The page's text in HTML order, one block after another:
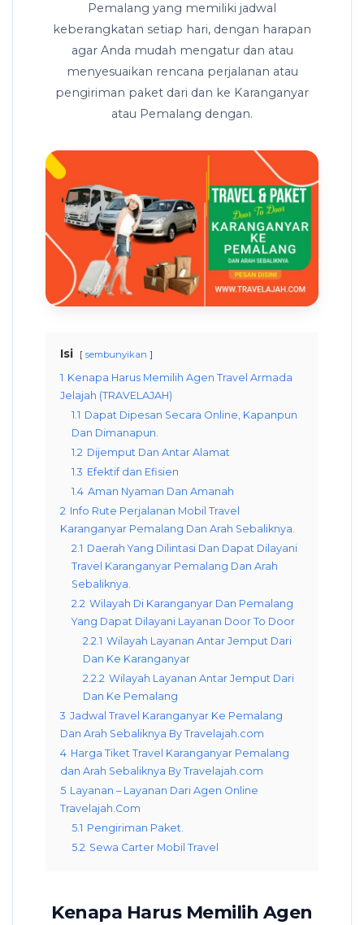
Pemalang yang memiliki jadwal
keberangkatan setiap hari, dengan harapan
agar Anda mudah mengatur dan atau
menyesuaikan rencana perjalanan atau
pengiriman paket dari dan ke Karanganyar
atau Pemalang dengan.
Isi sembunyikan
1 Kenapa Harus Memilih Agen Travel Armada
Jelajah (TRAVELAJAH)
1.1 Dapat Dipesan Secara Online, Kapanpun
Dan Dimanapun.
1.2 Dijemput Dan Antar Alamat
1.3 Efektif dan Efisien
1.4 Aman Nyaman Dan Amanah
2 Info Rute Perjalanan Mobil Travel
Karanganyar Pemalang Dan Arah Sebaliknya.
2.1 Daerah Yang Dilintasi Dan Dapat Dilayani
Travel Karanganyar Pemalang Dan Arah
Sebaliknya.
2.2 Wilayah Di Karanganyar Dan Pemalang
Yang Dapat Dilayani Layanan Door To Door
2.2.1 Wilayah Layanan Antar Jemput Dari
Dan Ke Karanganyar
2.2.2 Wilayah Layanan Antar Jemput Dari
Dan Ke Pemalang
3 Jadwal Travel Karanganyar Ke Pemalang
Dan Arah Sebaliknya By Travelajah.com
4 Harga Tiket Travel Karanganyar Pemalang
dan Arah Sebaliknya By Travelajah.com
5 Layanan – Layanan Dari Agen Online
Travelajah.Com
5.1 Pengiriman Paket.
5.2 Sewa Carter Mobil Travel
Kenapa Harus Memilih Agen